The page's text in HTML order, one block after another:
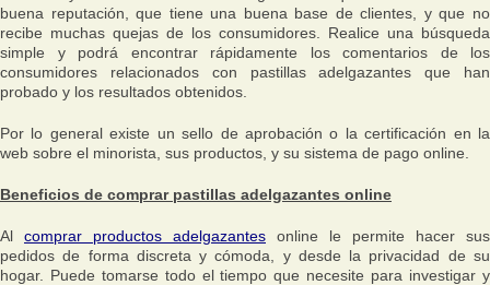
buena reputación, que tiene una buena base de clientes, y que no
recibe muchas quejas de los consumidores. Realice una búsqueda
simple y podrá encontrar rápidamente los comentarios de los
consumidores relacionados con pastillas adelgazantes que han
probado y los resultados obtenidos.
Por lo general existe un sello de aprobación o la certificación en la
web sobre el minorista, sus productos, y su sistema de pago online.
Beneficios de comprar pastillas adelgazantes online
Al comprar productos adelgazantes online le permite hacer sus
pedidos de forma discreta y cómoda, y desde la privacidad de su
hogar. Puede tomarse todo el tiempo que necesite para investigar y